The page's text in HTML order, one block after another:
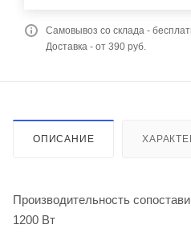
Самовывоз со склада -
Доставка - от 390 руб.
ОПИСАНИЕ
Производительность
1200 Вт